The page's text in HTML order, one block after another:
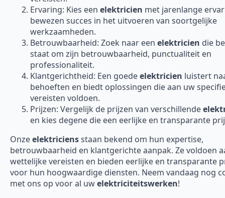
Ervaring: Kies een elektricien met jarenlange
bewezen succes in het uitvoeren van soortgelijke
werkzaamheden.
Betrouwbaarheid: Zoek naar een elektricien die
staat om zijn betrouwbaarheid, punctualiteit en
professionaliteit.
Klantgerichtheid: Een goedeelektricien luistert
behoeften en biedt oplossingen die aan uw
vereisten voldoen.
Prijzen: Vergelijk de prijzen van verschillende
en kies degene die een eerlijke en transparante
Onzeelektriciensstaan bekend om hun expertise,
betrouwbaarheid en klantgerichte aanpak. Ze voldoen
wettelijke vereisten en bieden eerlijke en transparante
voor hun hoogwaardige diensten. Neem vandaag nog
met ons op voor al uwelektriciteitswerken!